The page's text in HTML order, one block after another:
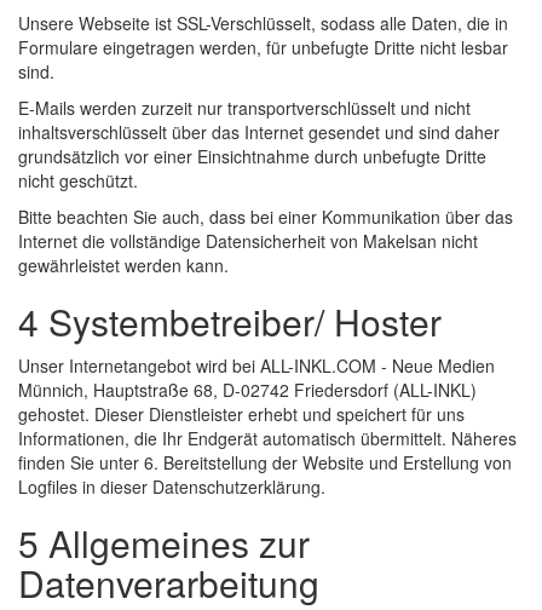
Unsere Webseite ist SSL-Verschlüsselt, sodass alle Daten, die in
Formulare eingetragen werden, für unbefugte Dritte nicht lesbar
sind.
E-Mails werden zurzeit nur transportverschlüsselt und nicht
inhaltsverschlüsselt über das Internet gesendet und sind daher
grundsätzlich vor einer Einsichtnahme durch unbefugte Dritte
nicht geschützt.
Bitte beachten Sie auch, dass bei einer Kommunikation über das
Internet die vollständige Datensicherheit von Makelsan nicht
gewährleistet werden kann.
4 Systembetreiber/ Hoster
Unser Internetangebot wird bei ALL-INKL.COM - Neue Medien
Münnich, Hauptstraße 68, D-02742 Friedersdorf (ALL-INKL)
gehostet. Dieser Dienstleister erhebt und speichert für uns
Informationen, die Ihr Endgerät automatisch übermittelt. Näheres
finden Sie unter 6. Bereitstellung der Website und Erstellung von
Logfiles in dieser Datenschutzerklärung.
5 Allgemeines zur
Datenverarbeitung